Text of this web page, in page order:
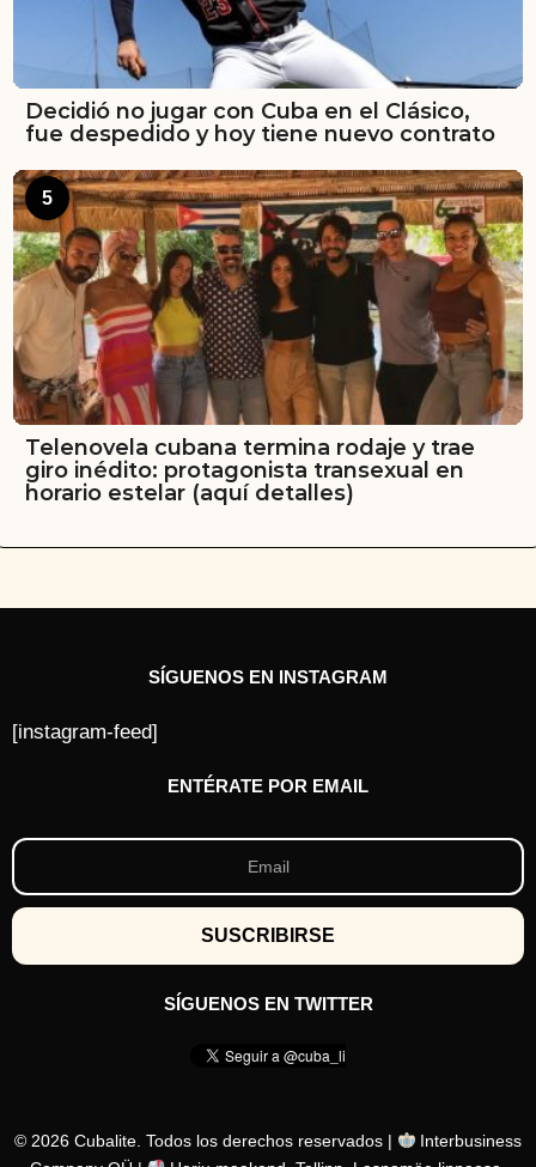
Decidió no jugar con Cuba en el Clásico,
fue despedido y hoy tiene nuevo contrato
5
Telenovela cubana termina rodaje y trae
giro inédito: protagonista transexual en
horario estelar (aquí detalles)
SÍGUENOS EN INSTAGRAM
[instagram-feed]
ENTÉRATE POR EMAIL
SÍGUENOS EN TWITTER
© 2026 Cubalite. Todos los derechos reservados |
Interbusiness